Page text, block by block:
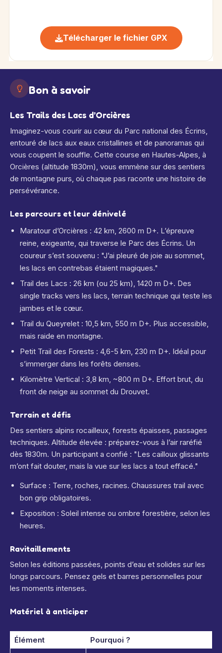
Télécharger le fichier GPX
Bon à savoir
Les Trails des Lacs d’Orcières
Imaginez-vous courir au cœur du Parc national des Écrins,
entouré de lacs aux eaux cristallines et de panoramas qui
vous coupent le souffle. Cette course en Hautes-Alpes, à
Orcières (altitude 1830m), vous emmène sur des sentiers
de montagne purs, où chaque pas raconte une histoire de
persévérance.
Les parcours et leur dénivelé
Maratour d’Orcières : 42 km, 2600 m D+. L’épreuve
reine, exigeante, qui traverse le Parc des Écrins. Un
coureur s’est souvenu : "J’ai pleuré de joie au sommet,
les lacs en contrebas étaient magiques."
Trail des Lacs : 26 km (ou 25 km), 1420 m D+. Des
single tracks vers les lacs, terrain technique qui teste les
jambes et le cœur.
Trail du Queyrelet : 10,5 km, 550 m D+. Plus accessible,
mais raide en montagne.
Petit Trail des Forests : 4,6-5 km, 230 m D+. Idéal pour
s’immerger dans les forêts denses.
Kilomètre Vertical : 3,8 km, ~800 m D+. Effort brut, du
front de neige au sommet du Drouvet.
Terrain et défis
Des sentiers alpins rocailleux, forests épaisses, passages
techniques. Altitude élevée : préparez-vous à l’air raréfié
dès 1830m. Un participant a confié : "Les cailloux glissants
m’ont fait douter, mais la vue sur les lacs a tout effacé."
Surface : Terre, roches, racines. Chaussures trail avec
bon grip obligatoires.
Exposition : Soleil intense ou ombre forestière, selon les
heures.
Ravitaillements
Selon les éditions passées, points d’eau et solides sur les
longs parcours. Pensez gels et barres personnelles pour
les moments intenses.
Matériel à anticiper
Élément
Pourquoi ?